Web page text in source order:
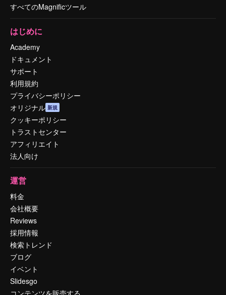
すべてのMagnificツール
はじめに
Academy
ドキュメント
サポート
利用規約
プライバシーポリシー
オリジナル 新規
クッキーポリシー
トラストセンター
アフィリエイト
法人向け
運営
料金
会社概要
Reviews
採用情報
検索トレンド
ブログ
イベント
Slidesgo
コンテンツを販売する